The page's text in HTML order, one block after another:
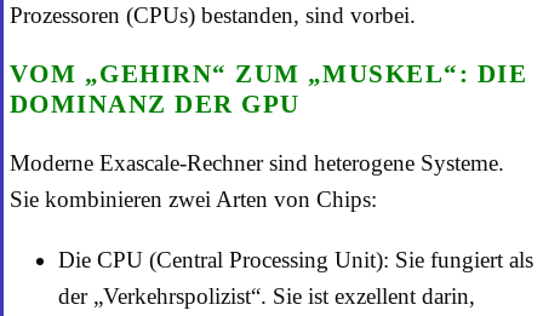
Prozessoren (CPUs) bestanden, sind vorbei.
VOM „GEHIRN“ ZUM „MUSKEL“: DIE
DOMINANZ DER GPU
Moderne Exascale-Rechner sind heterogene Systeme.
Sie kombinieren zwei Arten von Chips:
Die CPU (Central Processing Unit): Sie fungiert als
der „Verkehrspolizist“. Sie ist exzellent darin,